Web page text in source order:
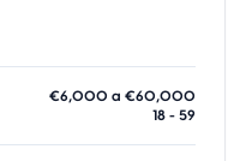
€6,000 a €60,000
18 - 59